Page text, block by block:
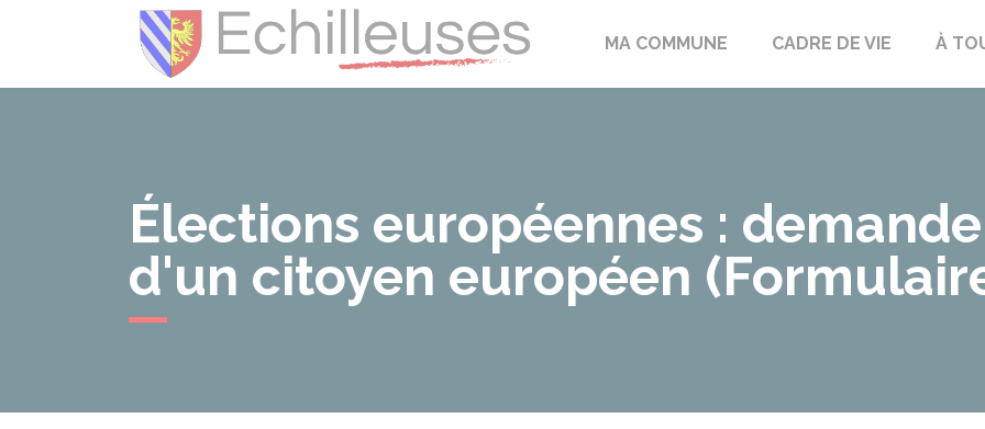
ÉchilleusesMA COMMUNE CADRE DE VIE À
Élections européennes :
d'un citoyen européen